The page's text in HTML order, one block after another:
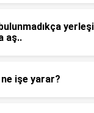
aş..
işe yarar?